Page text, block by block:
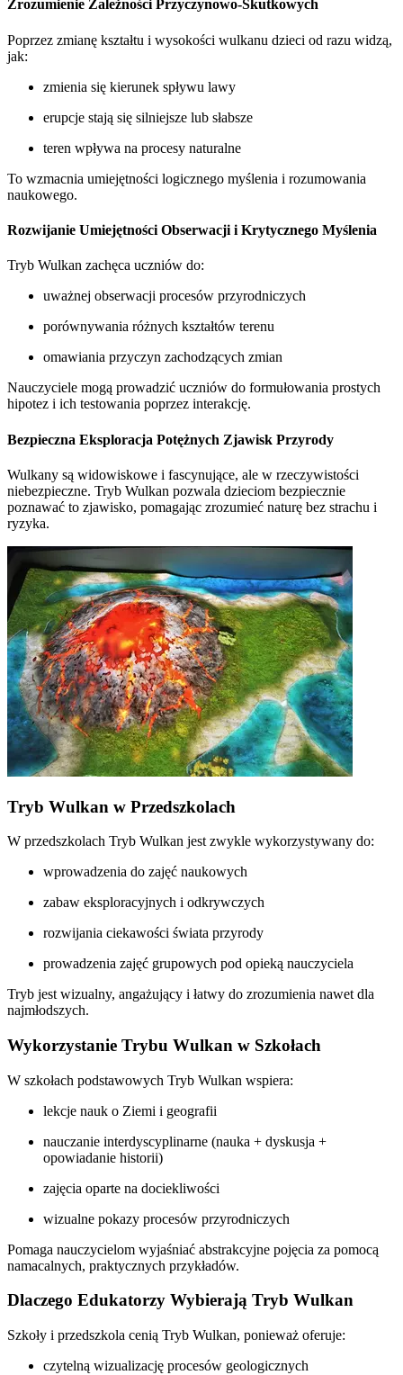
Zrozumienie Zależności Przyczynowo-Skutkowych
Poprzez zmianę kształtu i wysokości wulkanu dzieci od razu widzą,
jak:
zmienia się kierunek spływu lawy
erupcje stają się silniejsze lub słabsze
teren wpływa na procesy naturalne
To wzmacnia umiejętności logicznego myślenia i rozumowania
naukowego.
Rozwijanie Umiejętności Obserwacji i Krytycznego Myślenia
Tryb Wulkan zachęca uczniów do:
uważnej obserwacji procesów przyrodniczych
porównywania różnych kształtów terenu
omawiania przyczyn zachodzących zmian
Nauczyciele mogą prowadzić uczniów do formułowania prostych
hipotez i ich testowania poprzez interakcję.
Bezpieczna Eksploracja Potężnych Zjawisk Przyrody
Wulkany są widowiskowe i fascynujące, ale w rzeczywistości
niebezpieczne. Tryb Wulkan pozwala dzieciom bezpiecznie
poznawać to zjawisko, pomagając zrozumieć naturę bez strachu i
ryzyka.
Tryb Wulkan w Przedszkolach
W przedszkolach Tryb Wulkan jest zwykle wykorzystywany do:
wprowadzenia do zajęć naukowych
zabaw eksploracyjnych i odkrywczych
rozwijania ciekawości świata przyrody
prowadzenia zajęć grupowych pod opieką nauczyciela
Tryb jest wizualny, angażujący i łatwy do zrozumienia nawet dla
najmłodszych.
Wykorzystanie Trybu Wulkan w Szkołach
W szkołach podstawowych Tryb Wulkan wspiera:
lekcje nauk o Ziemi i geografii
nauczanie interdyscyplinarne (nauka + dyskusja +
opowiadanie historii)
zajęcia oparte na dociekliwości
wizualne pokazy procesów przyrodniczych
Pomaga nauczycielom wyjaśniać abstrakcyjne pojęcia za pomocą
namacalnych, praktycznych przykładów.
Dlaczego Edukatorzy Wybierają Tryb Wulkan
Szkoły i przedszkola cenią Tryb Wulkan, ponieważ oferuje:
czytelną wizualizację procesów geologicznych